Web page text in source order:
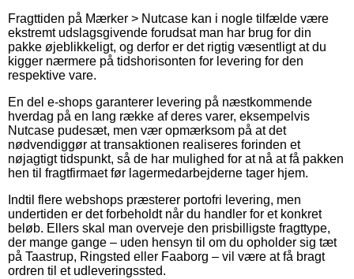
Fragttiden på Mærker > Nutcase kan i nogle tilfælde være
ekstremt udslagsgivende forudsat man har brug for din
pakke øjeblikkeligt, og derfor er det rigtig væsentligt at du
kigger nærmere på tidshorisonten for levering for den
respektive vare.
En del e-shops garanterer levering på næstkommende
hverdag på en lang række af deres varer, eksempelvis
Nutcase pudesæt, men vær opmærksom på at det
nødvendiggør at transaktionen realiseres forinden et
nøjagtigt tidspunkt, så de har mulighed for at nå at få pakken
hen til fragtfirmaet før lagermedarbejderne tager hjem.
Indtil flere webshops præsterer portofri levering, men
undertiden er det forbeholdt når du handler for et konkret
beløb. Ellers skal man overveje den prisbilligste fragttype,
der mange gange – uden hensyn til om du opholder sig tæt
på Taastrup, Ringsted eller Faaborg – vil være at få bragt
ordren til et udleveringssted.